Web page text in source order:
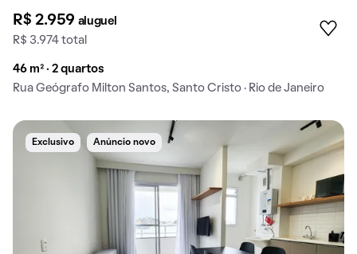
R$ 2.959 aluguel
R$ 3.974 total
46 m² · 2 quartos
Rua Geógrafo Milton Santos, Santo Cristo · Rio de Janeiro
Exclusivo Anúncio novo